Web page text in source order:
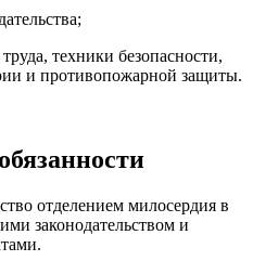
техники безопасности,
и противопожарной защиты.
отделением милосердия в
законодательством и